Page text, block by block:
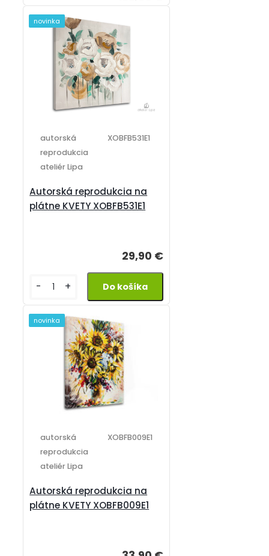
Autorská reprodukcia na
plátne KVETY XOBFB531E1
autorská
reprodukcia
ateliér Lipa
XOBFB531E1
29,90 €
- +
novinka
Autorská reprodukcia na
plátne KVETY XOBFB009E1
autorská
reprodukcia
ateliér Lipa
XOBFB009E1
novinka